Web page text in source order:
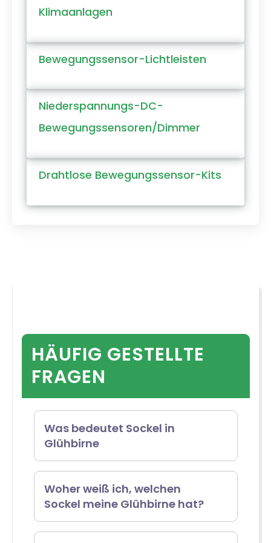
Klimaanlagen
Bewegungssensor-Lichtleisten
Niederspannungs-DC-
Bewegungssensoren/Dimmer
Drahtlose Bewegungssensor-Kits
HÄUFIG GESTELLTE
FRAGEN
Was bedeutet Sockel in
Glühbirne
Der Sockel in einer Glühbirne
bezieht sich auf die Form des
Sockels, wobei der erste
Woher weiß ich, welchen
Sockel meine Glühbirne hat?